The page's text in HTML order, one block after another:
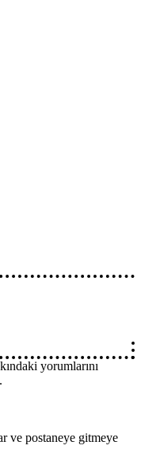
yorumlarını
ve postaneye gitmeye